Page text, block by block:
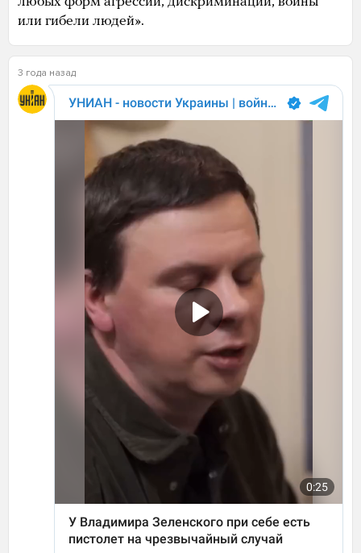
или гибели людей».
3 года назад